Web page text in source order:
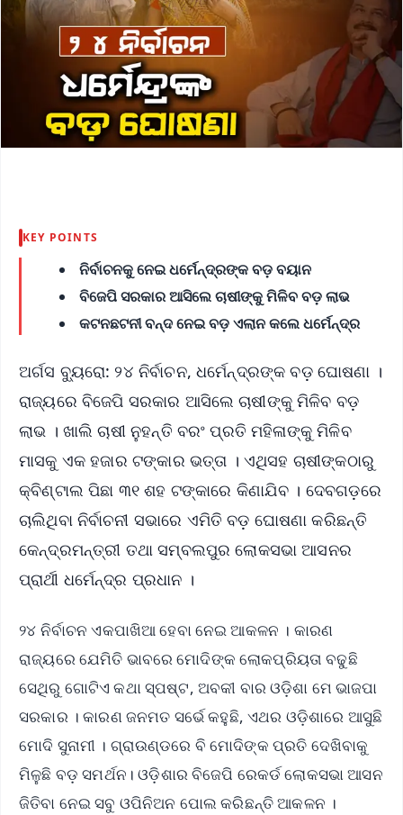
KEY POINTS
ନିର୍ବାଚନକୁ ନେଇ ଧର୍ମେନ୍ଦ୍ରଙ୍କ ବଡ଼ ବୟାନ
ବିଜେପି ସରକାର ଆସିଲେ ଚାଷୀଙ୍କୁ ମିଳିବ ବଡ଼ ଲାଭ
କଟନଛଟନୀ ବନ୍ଦ ନେଇ ବଡ଼ ଏଲାନ କଲେ ଧର୍ମେନ୍ଦ୍ର
ଅର୍ଗସ ବ୍ୟୁରୋ: ୨୪ ନିର୍ବାଚନ, ଧର୍ମେନ୍ଦ୍ରଙ୍କ ବଡ଼ ଘୋଷଣା ।
ରାଜ୍ୟରେ ବିଜେପି ସରକାର ଆସିଲେ ଚାଷୀଙ୍କୁ ମିଳିବ ବଡ଼
ଲାଭ । ଖାଲି ଚାଷୀ ନୁହନ୍ତି ବରଂ ପ୍ରତି ମହିଳାଙ୍କୁ ମିଳିବ
ମାସକୁ ଏକ ହଜାର ଟଙ୍କାର ଭତ୍ତା । ଏଥିସହ ଚାଷୀଙ୍କଠାରୁ
କ୍ବିଣ୍ଟାଲ ପିଛା ୩୧ ଶହ ଟଙ୍କାରେ କିଣାଯିବ । ଦେବଗଡ଼ରେ
ଚାଲିଥିବା ନିର୍ବାଚନୀ ସଭାରେ ଏମିତି ବଡ଼ ଘୋଷଣା କରିଛନ୍ତି
କେନ୍ଦ୍ରମନ୍ତ୍ରୀ ତଥା ସମ୍ବଲପୁର ଲୋକସଭା ଆସନର
ପ୍ରାର୍ଥୀ ଧର୍ମେନ୍ଦ୍ର ପ୍ରଧାନ ।
୨୪ ନିର୍ବାଚନ ଏକପାଖିଆ ହେବା ନେଇ ଆକଳନ । କାରଣ
ରାଜ୍ୟରେ ଯେମିତି ଭାବରେ ମୋଦିଙ୍କ ଲୋକପ୍ରିୟତା ବଢୁଛି
ସେଥିରୁ ଗୋଟିଏ କଥା ସ୍ପଷ୍ଟ, ଅବକୀ ବାର ଓଡ଼ିଶା ମେ ଭାଜପା
ସରକାର । କାରଣ ଜନମତ ସର୍ଭେ କହୁଛି, ଏଥର ଓଡ଼ିଶାରେ ଆସୁଛି
ମୋଦି ସୁନାମୀ । ଗ୍ରାଉଣ୍ଡରେ ବି ମୋଦିଙ୍କ ପ୍ରତି ଦେଖିବାକୁ
ମିଳୁଛି ବଡ଼ ସମର୍ଥନ। ଓଡ଼ିଶାର ବିଜେପି ରେକର୍ଡ ଲୋକସଭା ଆସନ
ଜିତିବା ନେଇ ସବୁ ଓପିନିଅନ ପୋଲ କରିଛନ୍ତି ଆକଳନ ।